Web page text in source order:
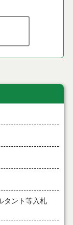
タント等入札